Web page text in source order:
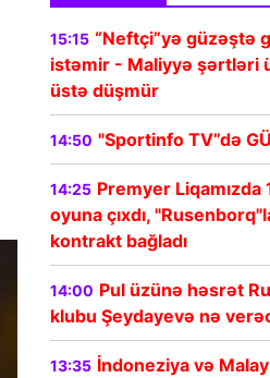
15:15 “Neftçi”yə güzəştə
istəmir - Maliyyə şərtləri
üstə düşmür
14:50 "Sportinfo TV”də
14:25 Premyer Liqamızda
oyuna çıxdı,
kontrakt bağladı
14:00 Pul üzünə həsrət
klubu Şeydayevə nə
13:35 İndoneziya və